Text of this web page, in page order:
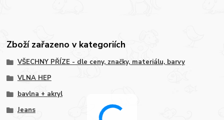
Zboží zařazeno v kategoriích
VŠECHNY PŘÍZE - dle ceny, značky, materiálu, barvy
VLNA HEP
bavlna + akryl
Jeans